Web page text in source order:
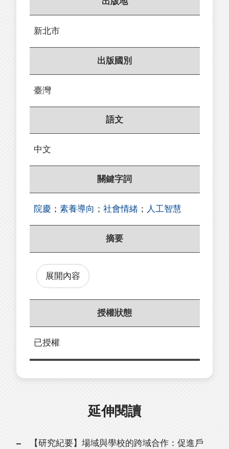
新北市
出版國別
臺灣
語文
中文
關鍵字詞
院慶 ； 素養導向 ； 社會情緒 ； 人工智慧
摘要
展開內容
授權狀態
已授權
延伸閱讀
【研究紀要】場域與學校的跨域合作：促進戶